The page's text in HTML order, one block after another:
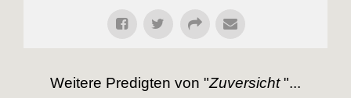
Weitere Predigten von "Zuversicht"...